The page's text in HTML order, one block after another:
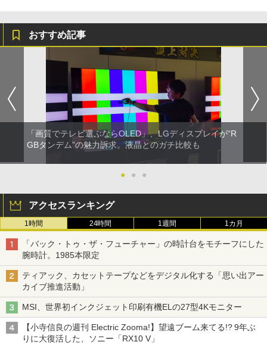
おすすめ記事
「画質でテレビ選ぶならOLED」、LGディスプレイが“R
GBタンデム”の魅力訴求。液晶とのガチ比較も
● ● ●
アクセスランキング
1時間 24時間 1週間 1カ月
「バック・トゥ・ザ・フューチャー」の時計台をモチーフにした
腕時計。1985本限定
ティアック、カセットテープなどをデジタル化する「思い出アー
カイブ推進活動」
MSI、世界初インクジェット印刷有機ELの27型4Kモニター
【小寺信良の週刊 Electric Zooma!】望遠ブーム来てる!? 9年ぶ
りに大復活した、ソニー「RX10 V」